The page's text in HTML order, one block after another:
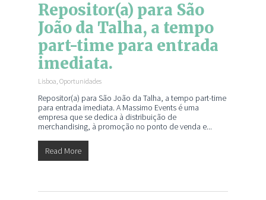
Repositor(a) para São
João da Talha, a tempo
part-time para entrada
imediata.
Lisboa Oportunidades
Repositor(a) para São João da Talha, a tempo part-time
para entrada imediata. A Massimo Events é uma
empresa que se dedica à distribuição de
merchandising, à promoção no ponto de venda e...
Read More